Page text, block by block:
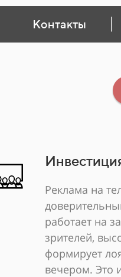
Контакты
Реклама на
работает на
зрителей,
формирует
вечером. Это